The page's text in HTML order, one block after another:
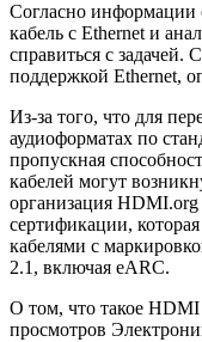
Согласно
кабель с Ethernet и
справиться с задачей.
поддержкой Ethernet,
Из-за того, что для
аудиоформатах по
пропускная
кабелей могут
организация HDMI.org
сертификации,
кабелями с
2.1, включая eARC.
О том, что такое HDMI
просмотров